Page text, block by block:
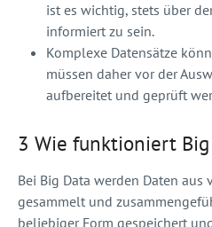
ist es wichtig, stets über
informiert zu sein.
Komplexe Datensätze
müssen daher vor der
aufbereitet und geprüft
3 Wie funktioniert Big
Bei Big Data werden Daten aus
gesammelt und
beliebiger Form gespeichert